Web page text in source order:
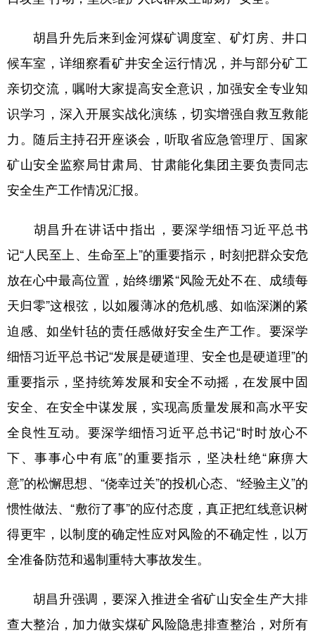
胡昌升先后来到金河煤矿调度室、矿灯房、井口
候车室，详细察看矿井安全运行情况，并与部分矿工
亲切交流，嘱咐大家提高安全意识，加强安全专业知
识学习，深入开展实战化演练，切实增强自救互救能
力。随后主持召开座谈会，听取省应急管理厅、国家
矿山安全监察局甘肃局、甘肃能化集团主要负责同志
安全生产工作情况汇报。
胡昌升在讲话中指出，要深学细悟习近平总书
记“人民至上、生命至上”的重要指示，时刻把群众安危
放在心中最高位置，始终绷紧“风险无处不在、成绩每
天归零”这根弦，以如履薄冰的危机感、如临深渊的紧
迫感、如坐针毡的责任感做好安全生产工作。要深学
细悟习近平总书记“发展是硬道理、安全也是硬道理”的
重要指示，坚持统筹发展和安全不动摇，在发展中固
安全、在安全中谋发展，实现高质量发展和高水平安
全良性互动。要深学细悟习近平总书记“时时放心不
下、事事心中有底”的重要指示，坚决杜绝“麻痹大
意”的松懈思想、“侥幸过关”的投机心态、“经验主义”的
惯性做法、“敷衍了事”的应付态度，真正把红线意识树
得更牢，以制度的确定性应对风险的不确定性，以万
全准备防范和遏制重特大事故发生。
胡昌升强调，要深入推进全省矿山安全生产大排
查大整治，加力做实煤矿风险隐患排查整治，对所有